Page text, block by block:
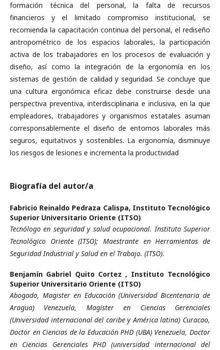
formación técnica del personal, la falta de recursos
financieros y el limitado compromiso institucional, se
recomienda la capacitación continua del personal, el rediseño
antropométrico de los espacios laborales, la participación
activa de los trabajadores en los procesos de evaluación y
diseño, así como la integración de la ergonomía en los
sistemas de gestión de calidad y seguridad. Se concluye que
una cultura ergonómica eficaz debe construirse desde una
perspectiva preventiva, interdisciplinaria e inclusiva, en la que
empleadores, trabajadores y organismos estatales asuman
corresponsablemente el diseño de entornos laborales más
seguros, equitativos y sostenibles. La ergonomía, disminuye
los riesgos de lesiones e incrementa la productividad
Biografía del autor/a
Fabricio Reinaldo Pedraza Calispa, Instituto Tecnológico
Superior Universitario Oriente (ITSO)
Tecnólogo en seguridad y salud ocupacional. Instituto Superior
Tecnológico Oriente (ITSO); Maestrante en Herramientas de
Seguridad Industrial y Salud en el Trabajo. (ITSO).
Benjamín Gabriel Quito Cortez , Instituto Tecnológico
Superior Universitario Oriente (ITSO)
Abogado, Magister en Educación (Universidad Bicentenaria de
Aragua) Venezuela, Magister en Ciencias Gerenciales
(Universidad internacional del caribe y América latina) Curacao,
Doctor en Ciencias de la Educación PHD (UBA) Venezuela, Doctor
en Ciencias Gerenciales PHD (universidad internacional del